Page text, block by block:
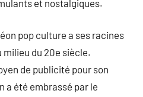
et nostalgiques.
pop culture a ses racines
milieu du 20e siècle.
de publicité pour son
a été embrassé par le